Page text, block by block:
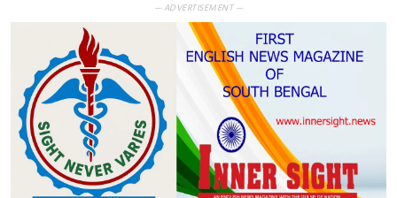
— ADVERTISEMENT —